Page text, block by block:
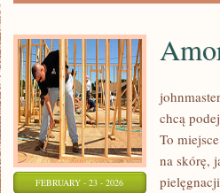
FEBRUARY - 23 - 2026
chcą
To
na skórę,